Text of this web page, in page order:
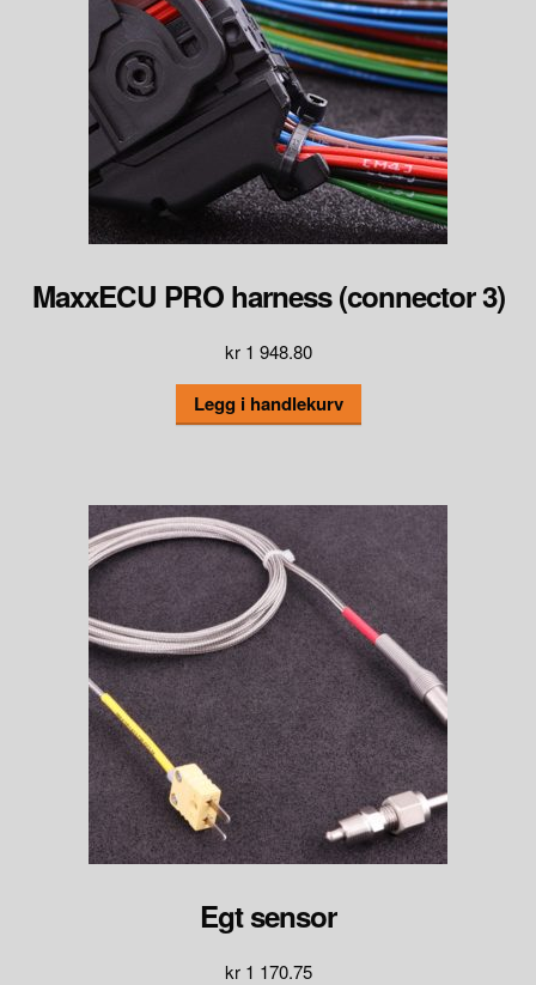
MaxxECU PRO harness (connector 3)
kr1 948.80
Legg i handlekurv
Egt sensor
kr1 170.75